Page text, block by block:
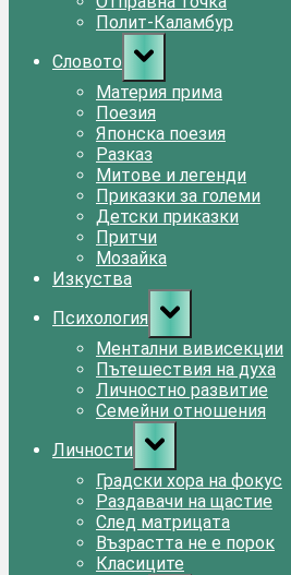
Полит-Каламбур
Словото
Toggle
sub-
menu
Материя прима
Поезия
Японска поезия
Разказ
Митове и легенди
Приказки за големи
Детски приказки
Притчи
Мозайка
Изкуства
Психология
Toggle
sub-
menu
Ментални вивисекции
Пътешествия на духа
Личностно развитие
Семейни отношения
Личности
Toggle
sub-
menu
Градски хора на фокус
Раздавачи на щастие
След матрицата
Възрастта не е порок
Класиците